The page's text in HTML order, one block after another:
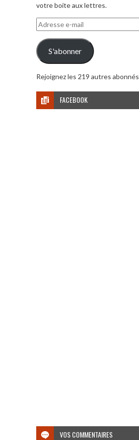
votre boite aux lettres.
Adresse
e-
mail
S'abonner
Rejoignez les 219 autres abonnés
FACEBOOK
VOS COMMENTAIRES